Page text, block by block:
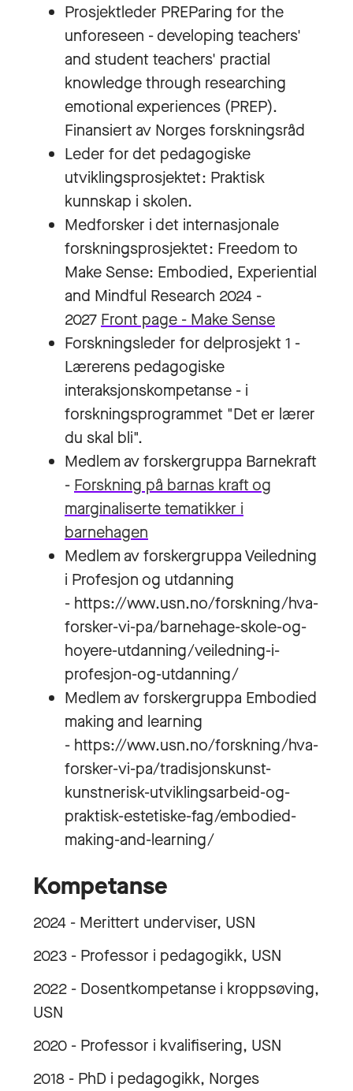
Prosjektleder PREParing for the
unforeseen - developing teachers'
and student teachers' practial
knowledge through researching
emotional experiences (PREP).
Finansiert av Norges forskningsråd
Leder for det pedagogiske
utviklingsprosjektet: Praktisk
kunnskap i skolen.
Medforsker i det internasjonale
forskningsprosjektet: Freedom to
Make Sense: Embodied, Experiential
and Mindful Research 2024 -
2027 Front page - Make Sense
Forskningsleder for delprosjekt 1 -
Lærerens pedagogiske
interaksjonskompetanse - i
forskningsprogrammet "Det er lærer
du skal bli".
Medlem av forskergruppa Barnekraft
- Forskning på barnas kraft og
marginaliserte tematikker i
barnehagen
Medlem av forskergruppa Veiledning
i Profesjon og utdanning
- https://www.usn.no/forskning/hva-
forsker-vi-pa/barnehage-skole-og-
hoyere-utdanning/veiledning-i-
profesjon-og-utdanning/
Medlem av forskergruppa Embodied
making and learning
- https://www.usn.no/forskning/hva-
forsker-vi-pa/tradisjonskunst-
kunstnerisk-utviklingsarbeid-og-
praktisk-estetiske-fag/embodied-
making-and-learning/
Kompetanse
2024 - Merittert underviser, USN
2023 - Professor i pedagogikk, USN
2022 - Dosentkompetanse i kroppsøving,
USN
2020 - Professor i kvalifisering, USN
2018 - PhD i pedagogikk, Norges